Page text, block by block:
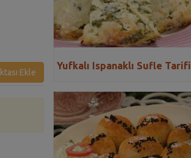
Ekle
Yufkalı Ispanaklı Sufle Tarifi